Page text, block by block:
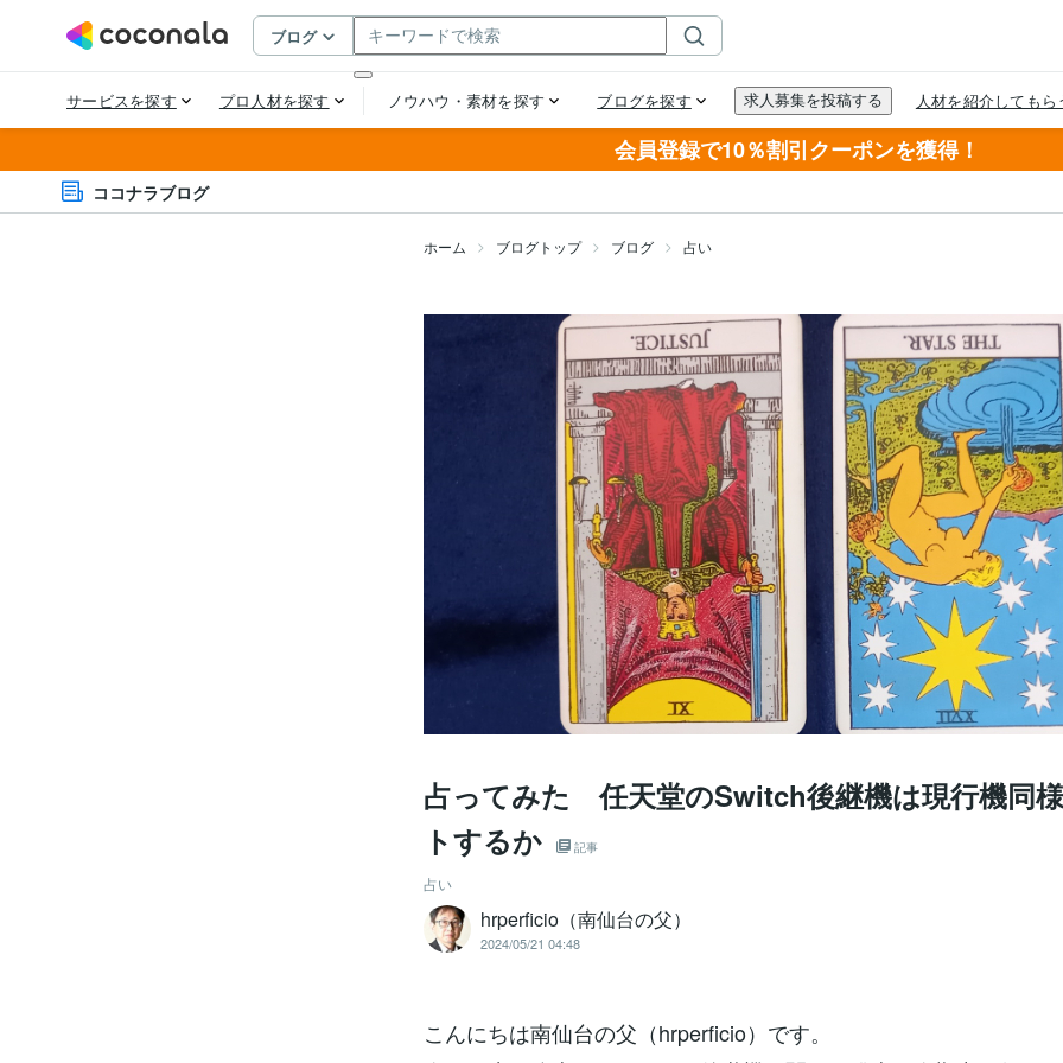
会員登録で10％割引クーポンを獲得！
ココナラブログ
ホーム ブログトップ ブログ 占い
占ってみた 任天堂のSwitch後継機は現行機同
トするか
記事
占い
hrperficio（南仙台の父）
2024/05/21 04:48
こんにちは南仙台の父（hrperficio）です。